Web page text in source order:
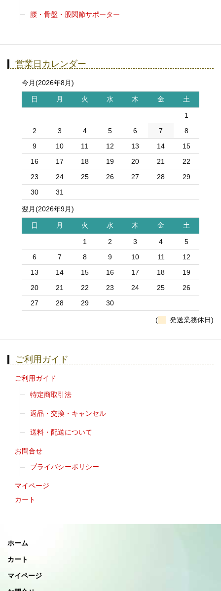
腰・骨盤・股関節サポーター
営業日カレンダー
今月(2026年8月)
日 月 火 水 木 金 土
1
2
3 4 5 6 7
8
9
10 11 12 13 14
15
16
17 18 19 20 21
22
23
24 25 26 27 28
29
30
31
翌月(2026年9月)
日 月 火 水 木 金 土
1 2 3 4
5
6
7 8 9 10 11
12
13
14 15 16 17 18
19
20
21 22 23 24 25
26
27
28 29 30
( 発送業務休日)
ご利用ガイド
ご利用ガイド
特定商取引法
返品・交換・キャンセル
送料・配送について
お問合せ
プライバシーポリシー
マイページ
カート
ホーム
カート
マイページ